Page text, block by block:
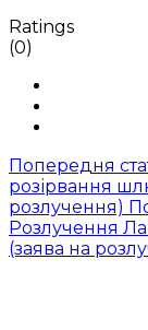
Ratings
(0)
Попередня
розірвання
розлучення)
Розлучення
(заява на